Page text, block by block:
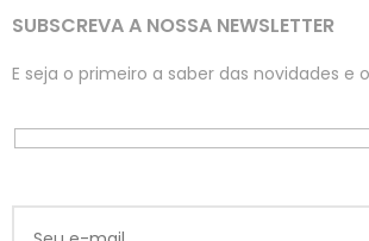
SUBSCREVA A NOSSA NEWSLETTER
E seja o primeiro a saber das novidades e